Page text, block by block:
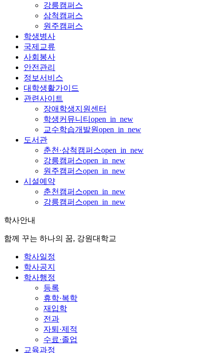
강릉캠퍼스
삼척캠퍼스
원주캠퍼스
학생병사
국제교류
사회봉사
안전관리
정보서비스
대학생활가이드
관련사이트
장애학생지원센터
학생커뮤니티 open_in_new
교수학습개발원open_in_new
도서관
춘천·삼척캠퍼스open_in_new
강릉캠퍼스open_in_new
원주캠퍼스open_in_new
시설예약
춘천캠퍼스open_in_new
강릉캠퍼스open_in_new
학사안내
함께 꾸는 하나의 꿈, 강원대학교
학사일정
학사공지
학사행정
등록
휴학·복학
재입학
전과
자퇴·제적
수료·졸업
교육과정